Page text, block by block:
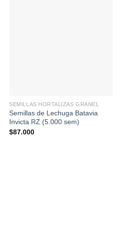
SEMILLAS HORTALIZAS GRANEL
Semillas de Lechuga Batavia
Invicta RZ (5.000 sem)
$87.000